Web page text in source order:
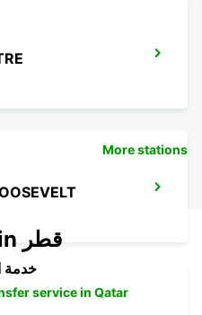
More stations
Our Blog articles in قطر
خدمة
service in Qatar